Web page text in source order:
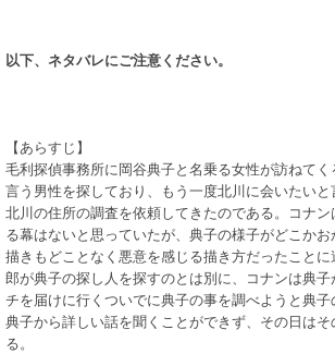
以下、ネタバレにご注意ください。
【あらすじ】
毛利探偵事務所に岡谷典子と名乗る女性が訪ねてく
言う男性を探しており、もう一度北川に会いたい
北川の住所の調査を依頼してきたのである。コナ
る幕はないと思っていたが、典子の様子がどこか
描きもどことなく悪意を感じる描き方だったこと
郎が典子の探し人を探すのとは別に、コナンは典
チを届けに行くついでに典子の事を調べようと典
典子から詳しい話を聞くことができず、その日は
る。